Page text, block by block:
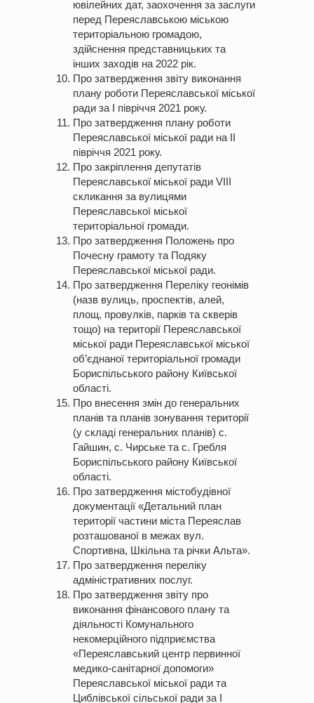
ювілейних дат, заохочення за заслуги
перед Переяславською міською
територіальною громадою,
здійснення представницьких та
інших заходів на 2022 рік.
Про затвердження звіту виконання
плану роботи Переяславської міської
ради за І півріччя 2021 року.
Про затвердження плану роботи
Переяславської міської ради на IІ
півріччя 2021 року.
Про закріплення депутатів
Переяславської міської ради VIIІ
скликання за вулицями
Переяславської міської
територіальної громади.
Про затвердження Положень про
Почесну грамоту та Подяку
Переяславської міської ради.
Про затвердження Переліку геонімів
(назв вулиць, проспектів, алей,
площ, провулків, парків та скверів
тощо) на території Переяславської
міської ради Переяславської міської
об’єднаної територіальної громади
Бориспільського району Київської
області.
Про внесення змін до генеральних
планів та планів зонування території
(у складі генеральних планів) с.
Гайшин, с. Чирське та с. Гребля
Бориспільського району Київської
області.
Про затвердження містобудівної
документації «Детальний план
території частини міста Переяслав
розташованої в межах вул.
Спортивна, Шкільна та річки Альта».
Про затвердження переліку
адміністративних послуг.
Про затвердження звіту про
виконання фінансового плану та
діяльності Комунального
некомерційного підприємства
«Переяславський центр первинної
медико-санітарної допомоги»
Переяславської міської ради та
Циблівської сільської ради за І